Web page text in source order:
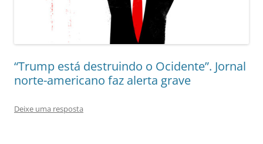
“Trump está destruindo o Ocidente”. Jornal
norte-americano faz alerta grave
Deixe uma resposta